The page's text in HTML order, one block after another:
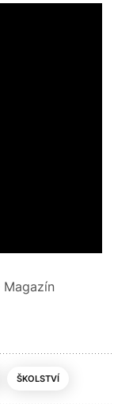
ŠKOLSTVÍ